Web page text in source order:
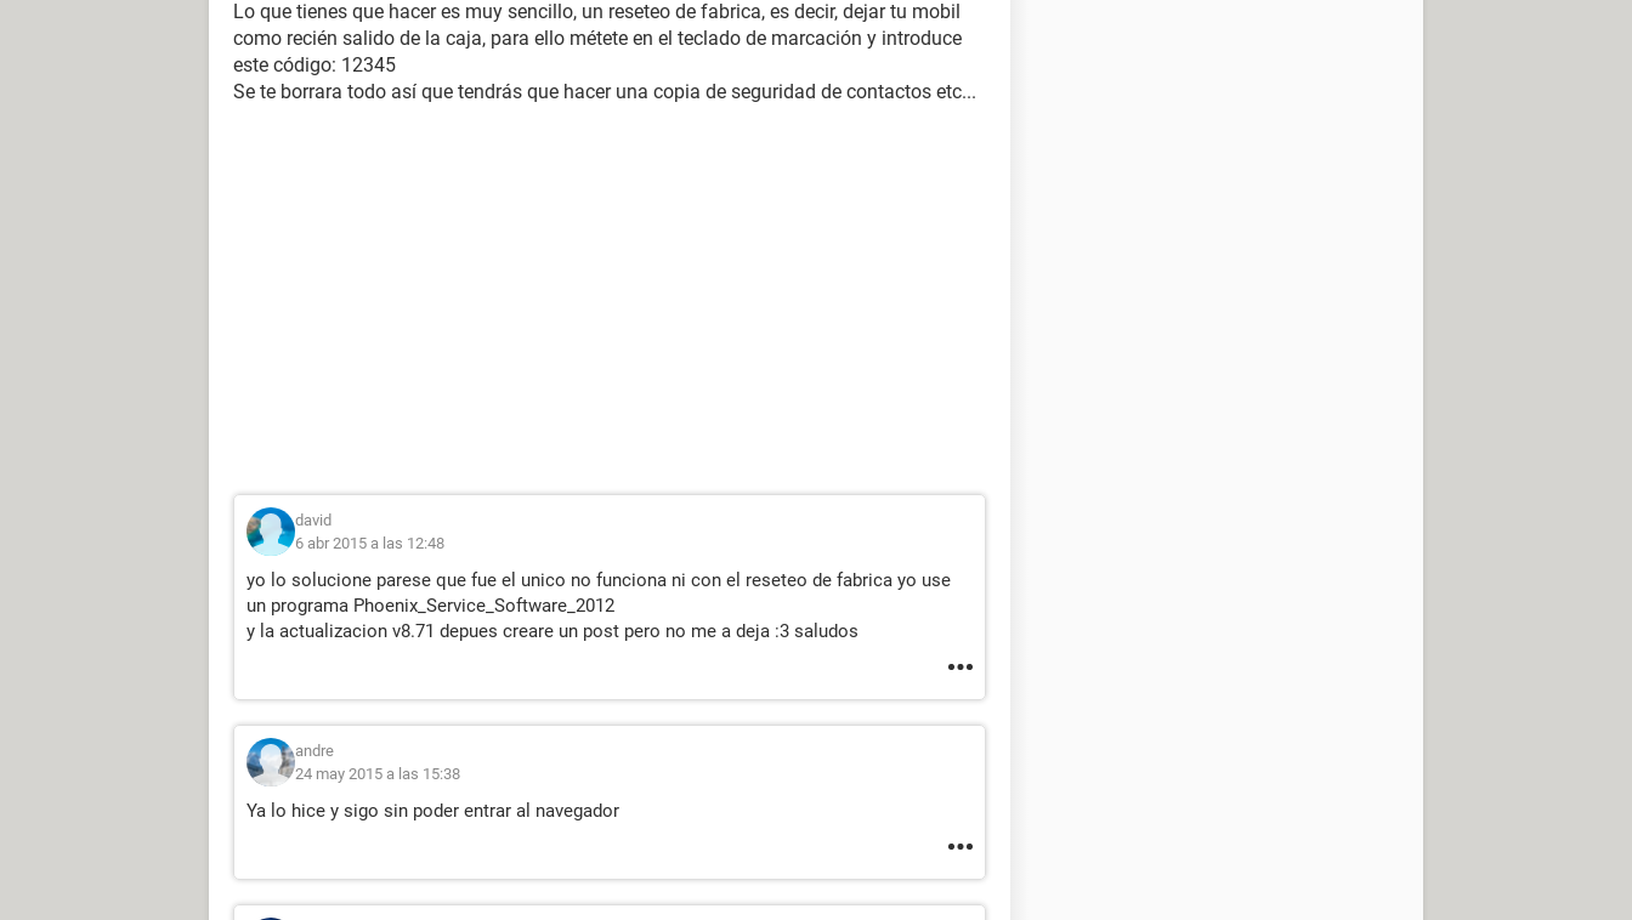
Lo que tienes que hacer es muy sencillo, un reseteo de fabrica, es decir, dejar tu mobil
como recién salido de la caja, para ello métete en el teclado de marcación y introduce
este código: 12345
Se te borrara todo así que tendrás que hacer una copia de seguridad de contactos etc...
david
6 abr 2015 a las 12:48
yo lo solucione parese que fue el unico no funciona ni con el reseteo de fabrica yo use
un programa Phoenix_Service_Software_2012
y la actualizacion v8.71 depues creare un post pero no me a deja :3 saludos
andre
24 may 2015 a las 15:38
Ya lo hice y sigo sin poder entrar al navegador